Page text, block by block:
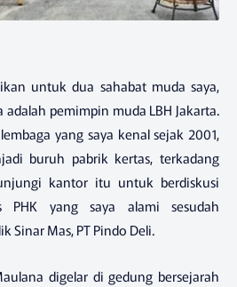
untuk dua sahabat muda saya,
pemimpin muda LBH Jakarta.
yang saya kenal sejak 2001,
buruh pabrik kertas, terkadang
kantor itu untuk berdiskusi
PHK yang saya alami sesudah
Sinar Mas, PT Pindo Deli.
digelar di gedung bersejarah